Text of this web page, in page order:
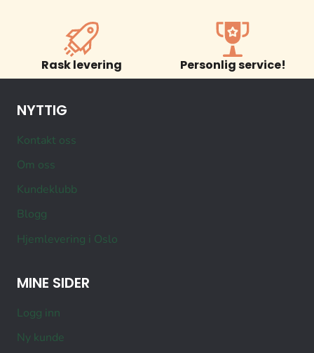
Rask levering Personlig service!
NYTTIG
Kontakt oss
Om oss
Kundeklubb
Blogg
Hjemlevering i Oslo
MINE SIDER
Logg inn
Ny kunde